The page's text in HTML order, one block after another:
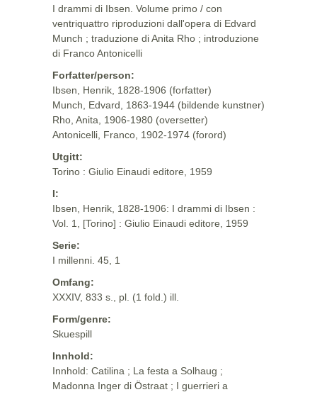
I drammi di Ibsen. Volume primo / con
ventriquattro riproduzioni dall'opera di Edvard
Munch ; traduzione di Anita Rho ; introduzione
di Franco Antonicelli
Forfatter/person:
Ibsen, Henrik, 1828-1906 (forfatter)
Munch, Edvard, 1863-1944 (bildende kunstner)
Rho, Anita, 1906-1980 (oversetter)
Antonicelli, Franco, 1902-1974 (forord)
Utgitt:
Torino : Giulio Einaudi editore, 1959
I:
Ibsen, Henrik, 1828-1906: I drammi di Ibsen :
Vol. 1, [Torino] : Giulio Einaudi editore, 1959
Serie:
I millenni. 45, 1
Omfang:
XXXIV, 833 s., pl. (1 fold.) ill.
Form/genre:
Skuespill
Innhold:
Innhold: Catilina ; La festa a Solhaug ;
Madonna Inger di Östraat ; I guerrieri a